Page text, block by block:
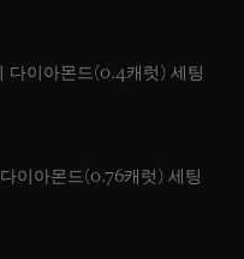
다이아몬드(0.4캐럿) 세팅
이아몬드(0.76캐럿) 세팅